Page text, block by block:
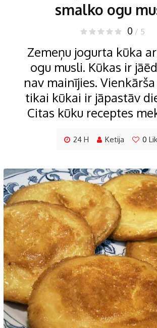
smalko ogu
0 / 5
Zemeņu jogurta kūka
ogu musli. Kūkas ir
nav mainījies.
tikai kūkai ir jāpastāv
Citas kūku receptes
24 H Ketija 0